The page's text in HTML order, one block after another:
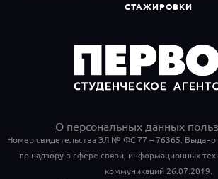
СТАЖИРОВКИ
О персональных данных
Номер свидетельства ЭЛ № ФС 77 – 76365.
по надзору в сфере связи, информационных
коммуникаций 26.07.2019.